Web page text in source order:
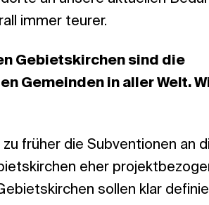
immer teurer.
Gebietskirchen sind die
Gemeinden in aller Welt.
früher die Subventionen an
eher
sollen klar